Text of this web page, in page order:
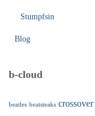
Stumpfsin
Blog
b-cloud
beatles beatsteaks crossover